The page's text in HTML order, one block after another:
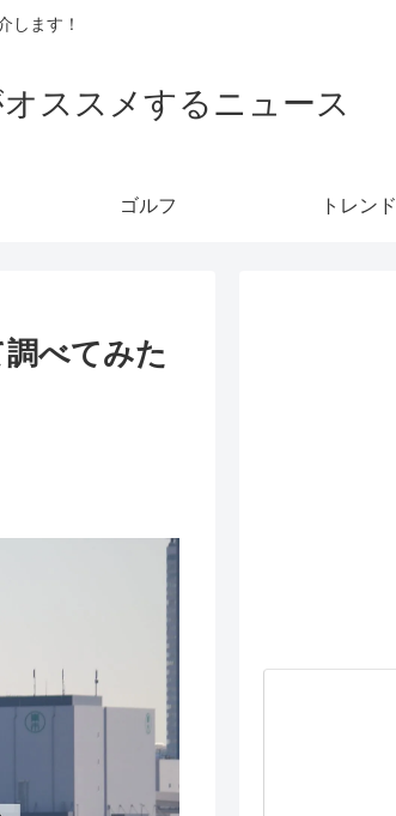
します！
ススメするニュース
ゴルフ トレンド
べてみた